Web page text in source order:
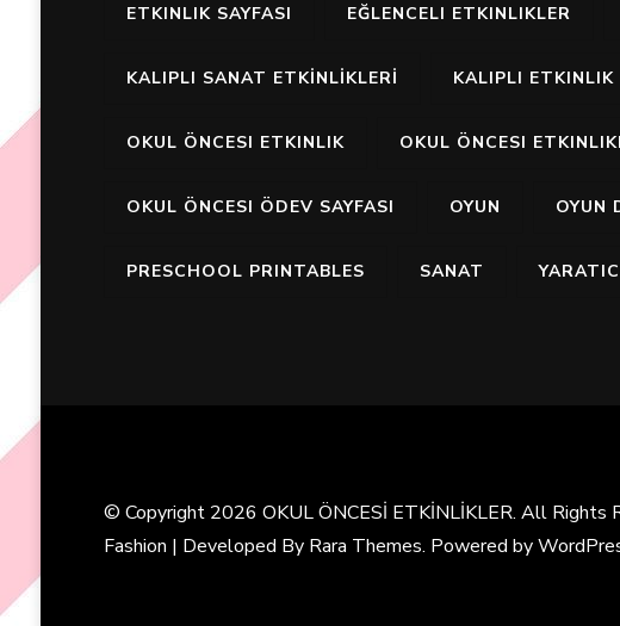
ETKINLIK SAYFASI EĞLENCELI ETKINLIKLER
KALIPLI SANAT ETKİNLİKLERİ KALIPLI ETKINLIK
OKUL ÖNCESI ETKINLIK OKUL ÖNCESI
OKUL ÖNCESI ÖDEV SAYFASI OYUN OYUN
PRESCHOOL PRINTABLES SANAT
© Copyright 2026 OKUL ÖNCESİ ETKİNLİKLER. All Rights
Fashion | Developed By Rara Themes. Powered by